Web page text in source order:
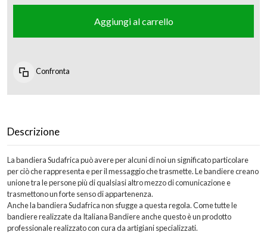
Aggiungi al carrello
Confronta
Descrizione
La bandiera Sudafrica può avere per alcuni di noi un significato particolare
per ciò che rappresenta e per il messaggio che trasmette. Le bandiere creano
unione tra le persone più di qualsiasi altro mezzo di comunicazione e
trasmettono un forte senso di appartenenza.
Anche la bandiera Sudafrica non sfugge a questa regola. Come tutte le
bandiere realizzate da Italiana Bandiere anche questo è un prodotto
professionale realizzato con cura da artigiani specializzati.